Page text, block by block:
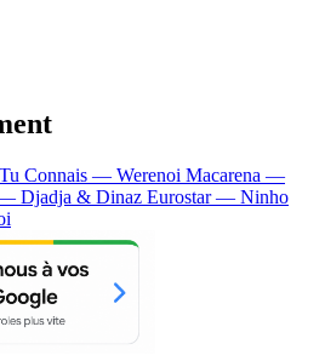
Tu Connais — Werenoi Macarena —
Djadja & Dinaz Eurostar — Ninho